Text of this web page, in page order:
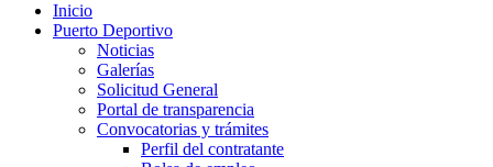
Inicio
Puerto Deportivo
Noticias
Galerías
Solicitud General
Portal de transparencia
Convocatorias y trámites
Perfil del contratante